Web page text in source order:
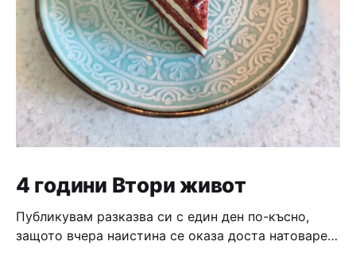
4 години Втори живот
Публикувам разказва си с един ден по-късно,
защото вчера наистина се оказа доста натоварен